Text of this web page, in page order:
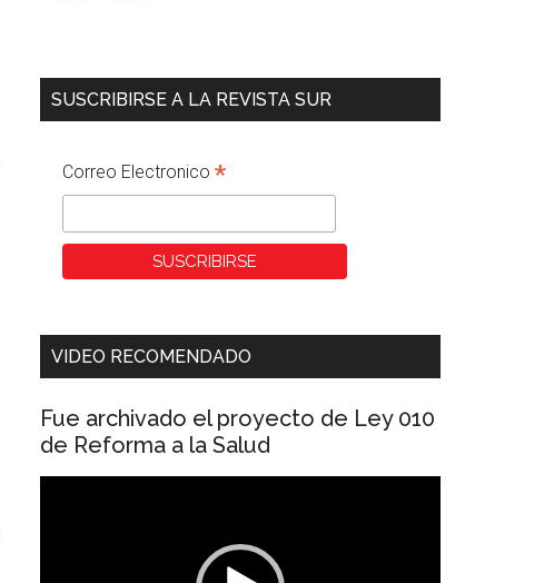
SUSCRIBIRSE A LA REVISTA SUR
Correo Electronico *
VIDEO RECOMENDADO
Fue archivado el proyecto de Ley 010
de Reforma a la Salud